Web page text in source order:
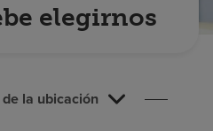
elegirnos
la ubicación